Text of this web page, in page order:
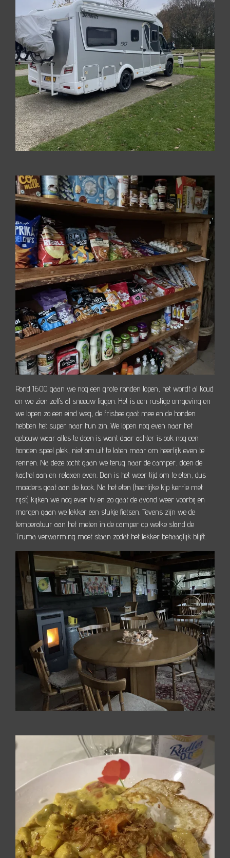
Rond 16:00 gaan we nog een grote ronden lopen, het wordt al koud
en we zien zelfs al sneeuw liggen. Het is een rustige omgeving en
we lopen zo een eind weg, de frisbee gaat mee en de honden
hebben het super naar hun zin. We lopen nog even naar het
gebouw waar alles te doen is want daar achter is ook nog een
honden speel plek, niet om uit te laten maar om heerlijk even te
rennen. Na deze tocht gaan we terug naar de camper, doen de
kachel aan en relaxen even. Dan is het weer tijd om te eten, dus
moeders gaat aan de kook. Na het eten (heerlijke kip kerrie met
rijst) kijken we nog even tv en zo gaat de avond weer voorbij en
morgen gaan we lekker een stukje fietsen. Tevens zijn we de
temperatuur aan het meten in de camper op welke stand de
Truma verwarming moet staan zodat het lekker behaaglijk blijft.